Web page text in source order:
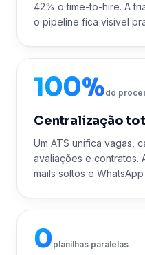
42% o time-to-hire. A
o pipeline fica visível
100%do
Centralização
Um ATS unifica vagas,
avaliações e contratos.
mails soltos e WhatsApp
0 planilhas paralelas